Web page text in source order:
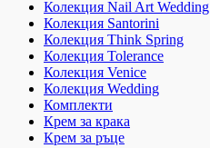
Колекция Nail Art Wedding
Колекция Santorini
Колекция Think Spring
Колекция Tolerance
Колекция Venice
Колекция Wedding
Комплекти
Крем за крака
Крем за ръце